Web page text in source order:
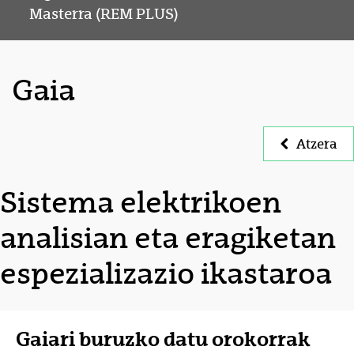
Masterra (REM PLUS)
Gaia
Atzera
Sistema elektrikoen
analisian eta eragiketan
espezializazio ikastaroa
Gaiari buruzko datu orokorrak